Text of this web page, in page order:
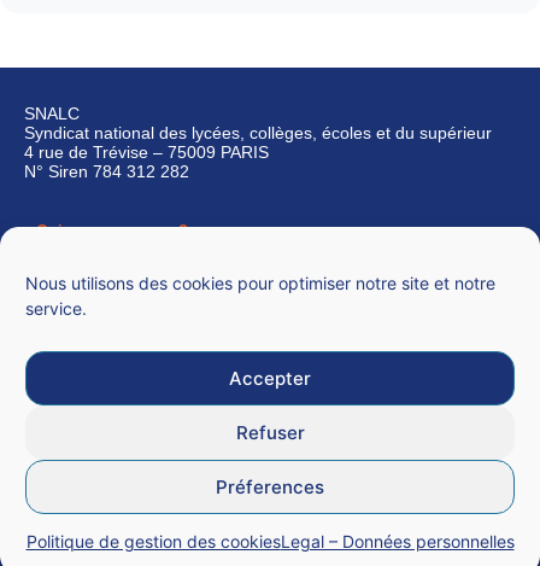
Nous utilisons des cookies pour optimiser notre site et notre
service.
Accepter
Refuser
Préferences
Politique de gestion des cookiesLegal – Données personnelles
SNALC
Syndicat national des lycées, collèges, écoles et du supérieur
4 rue de Trévise – 75009 PARIS
N° Siren 784 312 282
Qui sommes-nous ?
CGU